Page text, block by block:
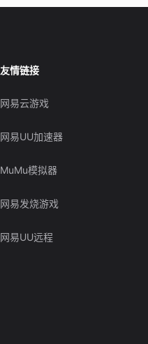
友情链接
网易云游戏
网易UU加速器
MuMu模拟器
网易发烧游戏
网易UU远程